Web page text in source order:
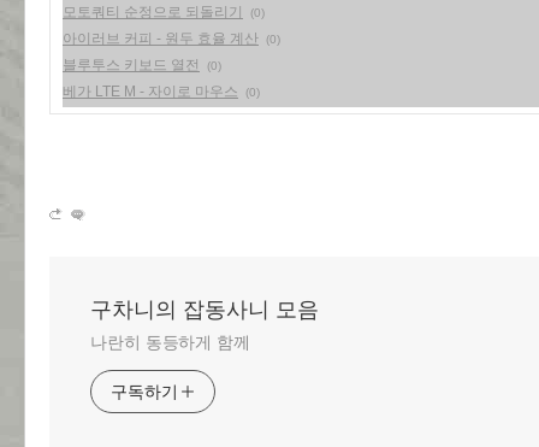
모토쿼티 순정으로 되돌리기 (0)
아이러브 커피 - 원두 효율 계산 (0)
블루투스 키보드 열전 (0)
베가 LTE M - 자이로 마우스 (0)
구차니의 잡동사니 모음
나란히 동등하게 함께
구독하기